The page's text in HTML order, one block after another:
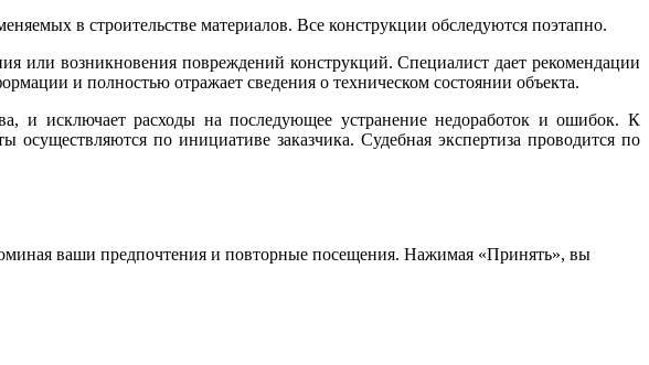
в строительстве материалов. Все конструкции обследуются поэтапно.
или возникновения повреждений конструкций. Специалист дает рекомендации
и полностью отражает сведения о техническом состоянии объекта.
и исключает расходы на последующее устранение недоработок и ошибок. К
по инициативе заказчика. Судебная экспертиза проводится по
ваши предпочтения и повторные посещения. Нажимая «Принять», вы